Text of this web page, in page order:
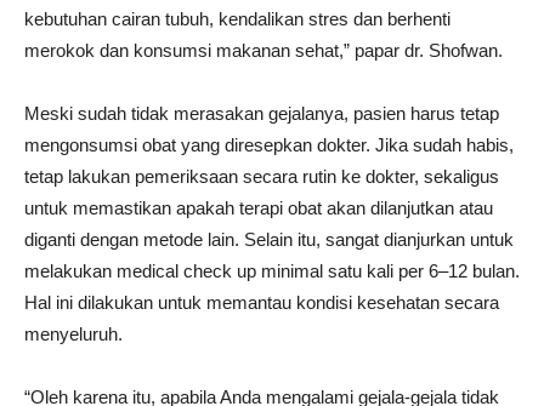
kebutuhan cairan tubuh, kendalikan stres dan berhenti
merokok dan konsumsi makanan sehat,” papar dr. Shofwan.
Meski sudah tidak merasakan gejalanya, pasien harus tetap
mengonsumsi obat yang diresepkan dokter. Jika sudah habis,
tetap lakukan pemeriksaan secara rutin ke dokter, sekaligus
untuk memastikan apakah terapi obat akan dilanjutkan atau
diganti dengan metode lain. Selain itu, sangat dianjurkan untuk
melakukan medical check up minimal satu kali per 6–12 bulan.
Hal ini dilakukan untuk memantau kondisi kesehatan secara
menyeluruh.
“Oleh karena itu, apabila Anda mengalami gejala-gejala tidak